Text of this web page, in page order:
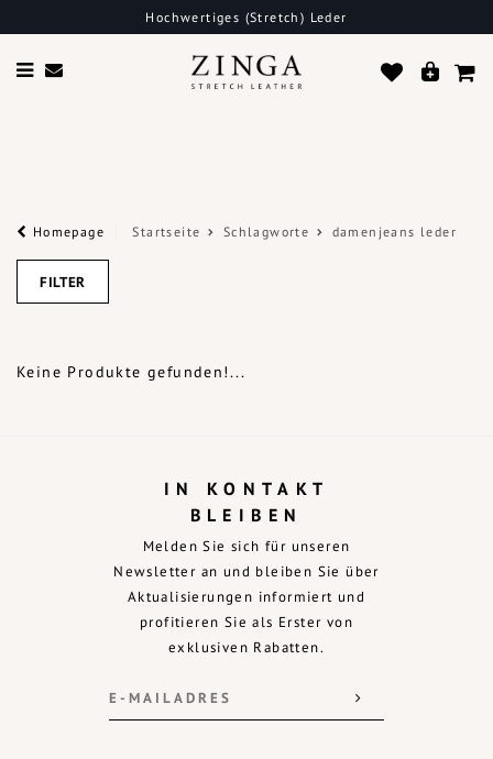
Hochwertiges (Stretch) Leder
Homepage Startseite Schlagworte damenjeans leder
FILTER
Keine Produkte gefunden!...
IN KONTAKT
BLEIBEN
Melden Sie sich für unseren
Newsletter an und bleiben Sie über
Aktualisierungen informiert und
profitieren Sie als Erster von
exklusiven Rabatten.